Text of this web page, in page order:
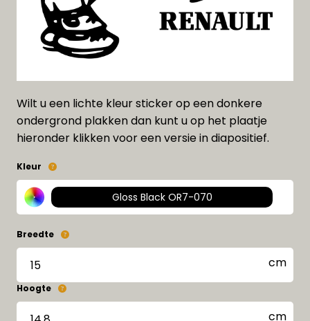
Wilt u een lichte kleur sticker op een donkere
ondergrond plakken dan kunt u op het plaatje
hieronder klikken voor een versie in diapositief.
Kleur
Gloss Black OR7-070
Breedte
Hoogte